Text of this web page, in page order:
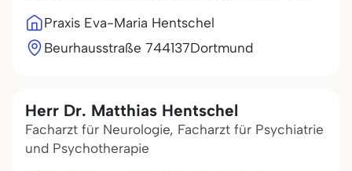
Praxis Eva-Maria Hentschel
Beurhausstraße 744137Dortmund
Herr Dr. Matthias Hentschel
Facharzt für Neurologie, Facharzt für Psychiatrie
und Psychotherapie